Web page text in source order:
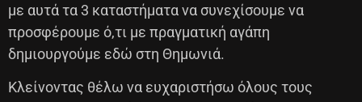
με αυτά τα 3 καταστήματα να συνεχίσουμε να
προσφέρουμε ό,τι με πραγματική αγάπη
δημιουργούμε εδώ στη Θημωνιά.
Κλείνοντας θέλω να ευχαριστήσω όλους τους